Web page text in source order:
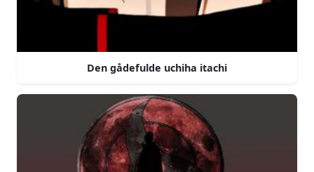
Den gådefulde uchiha itachi